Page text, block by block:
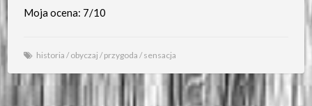
Moja ocena: 7/10
historia /obyczaj /przygoda /sensacja